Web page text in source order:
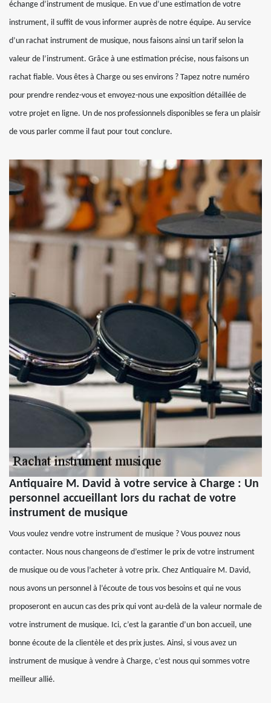
échange d’instrument de musique. En vue d’une estimation de votre
instrument, il suffit de vous informer auprès de notre équipe. Au service
d’un rachat instrument de musique, nous faisons ainsi un tarif selon la
valeur de l’instrument. Grâce à une estimation précise, nous faisons un
rachat fiable. Vous êtes à Charge ou ses environs ? Tapez notre numéro
pour prendre rendez-vous et envoyez-nous une exposition détaillée de
votre projet en ligne. Un de nos professionnels disponibles se fera un plaisir
de vous parler comme il faut pour tout conclure.
Antiquaire M. David à votre service à Charge : Un
personnel accueillant lors du rachat de votre
instrument de musique
Vous voulez vendre votre instrument de musique ? Vous pouvez nous
contacter. Nous nous changeons de d’estimer le prix de votre instrument
de musique ou de vous l’acheter à votre prix. Chez Antiquaire M. David,
nous avons un personnel à l’écoute de tous vos besoins et qui ne vous
proposeront en aucun cas des prix qui vont au-delà de la valeur normale de
votre instrument de musique. Ici, c’est la garantie d’un bon accueil, une
bonne écoute de la clientèle et des prix justes. Ainsi, si vous avez un
instrument de musique à vendre à Charge, c’est nous qui sommes votre
meilleur allié.